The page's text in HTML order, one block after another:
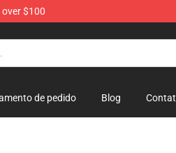
$100
de pedido Blog